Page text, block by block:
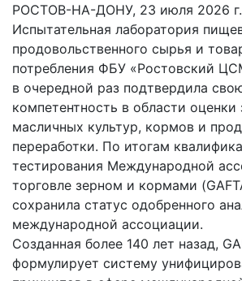
РОСТОВ-НА-ДОНУ, 23 июля 2026
Испытательная лаборатория
продовольственного сырья и
потребления ФБУ «Ростовский
в очередной раз подтвердила
компетентность в области оценки
масличных культур, кормов и
переработки. По итогам
тестирования Международной
торговле зерном и кормами
сохранила статус одобренного
международной ассоциации.
Созданная более 140 лет назад,
формулирует систему